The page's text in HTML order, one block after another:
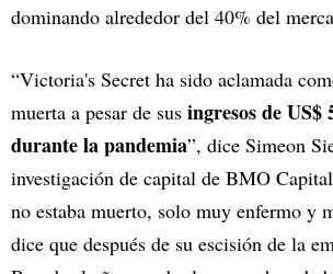
dominando alrededor del 40% del
“Victoria's Secret ha sido aclamada
muerta a pesar de sus ingresos de
durante la pandemia”, dice Simeon
investigación de capital de BMO
no estaba muerto, solo muy enfermo y
dice que después de su escisión de la